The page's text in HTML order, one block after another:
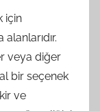
için
veya diğer
bir seçenek
ve